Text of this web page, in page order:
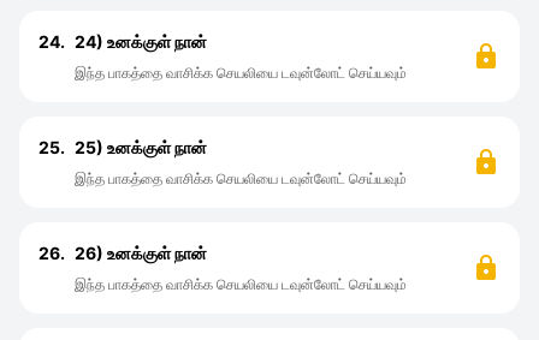
24. 24) உனக்குள் நான்
இந்த பாகத்தை வாசிக்க செயலியை டவுன்லோட் செய்யவும்
25. 25) உனக்குள் நான்
இந்த பாகத்தை வாசிக்க செயலியை டவுன்லோட் செய்யவும்
26. 26) உனக்குள் நான்
இந்த பாகத்தை வாசிக்க செயலியை டவுன்லோட் செய்யவும்